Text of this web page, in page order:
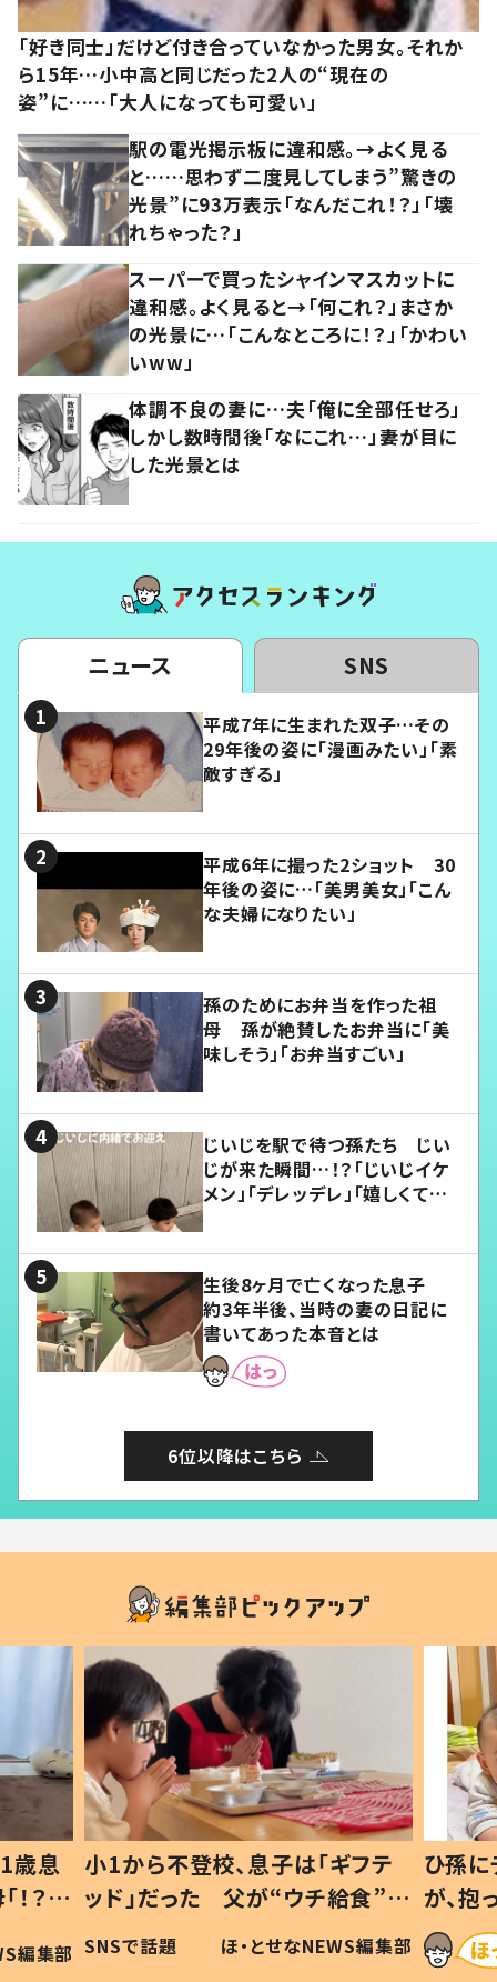
「好き同士」だけど付き合っていなかった男女。それか
ら15年…小中高と同じだった2人の“現在の
姿”に……「大人になっても可愛い」
駅の電光掲示板に違和感。→よく見る
と……思わず二度見してしまう”驚きの
光景”に93万表示「なんだこれ！？」「壊
れちゃった？」
スーパーで買ったシャインマスカットに
違和感。よく見ると→「何これ？」まさか
の光景に…「こんなところに！？」「かわい
いww」
体調不良の妻に…夫「俺に全部任せろ」
しかし数時間後「なにこれ…」妻が目に
した光景とは
ニュース SNS
平成7年に生まれた双子…その
29年後の姿に「漫画みたい」「素
敵すぎる」
平成6年に撮った2ショット 30
年後の姿に…「美男美女」「こん
な夫婦になりたい」
孫のためにお弁当を作った祖
母 孫が絶賛したお弁当に「美
味しそう」「お弁当すごい」
じいじを駅で待つ孫たち じい
じが来た瞬間…！？「じいじイケ
メン」「デレッデレ」「嬉しくて可
生後8ヶ月で亡くなった息子
約3年半後、当時の妻の日記に
書いてあった本音とは
6位以降はこちら
歳息
？」
編集部
小1から不登校、息子は「ギフテ
ッド」だった 父が“ウチ給食”を
作り続ける理由とは #令和の親
#令和の子
SNSで話題 ほ・とせなNEWS編集部
ひ孫
が、
「涙が
い」